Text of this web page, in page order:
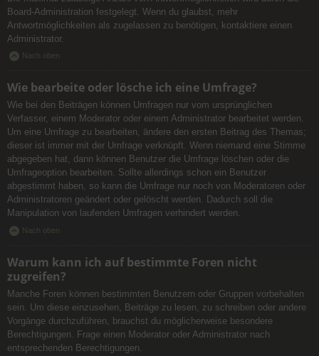
Board-Administration festgelegt. Wenn du glaubst, mehr
Antwortmöglichkeiten als zugelassen zu benötigen, kontaktiere einen
Administrator.
Nach oben
Wie bearbeite oder lösche ich eine Umfrage?
Wie bei den Beiträgen können Umfragen nur vom ursprünglichen
Verfasser, einem Moderator oder einem Administrator bearbeitet werden.
Um eine Umfrage zu bearbeiten, ändere den ersten Beitrag des Themas;
dieser ist immer mit der Umfrage verknüpft. Wenn niemand eine Stimme
abgegeben hat, dann können Benutzer die Umfrage löschen oder die
Umfrageoption bearbeiten. Sollte allerdings schon ein Benutzer
abgestimmt haben, so kann die Umfrage nur noch von Moderatoren oder
Administratoren geändert oder gelöscht werden. Dadurch soll die
Manipulation von laufenden Umfragen verhindert werden.
Nach oben
Warum kann ich auf bestimmte Foren nicht
zugreifen?
Manche Foren können bestimmten Benutzern oder Gruppen vorbehalten
sein. Um diese einzusehen, Beiträge zu lesen, zu schreiben oder andere
Vorgänge durchzuführen, brauchst du möglicherweise besondere
Berechtigungen. Frage einen Moderator oder Administrator nach
entsprechenden Berechtigungen.